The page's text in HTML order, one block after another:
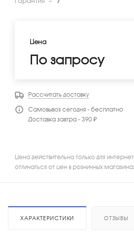
Цена
По запросу
Рассчитать доставку
Самовывоз сегодня - бесплатно
Доставка завтра - 390 ₽
Цена действительна только для
отличаться от цен в розничных
ХАРАКТЕРИСТИКИ ОТЗЫВЫ